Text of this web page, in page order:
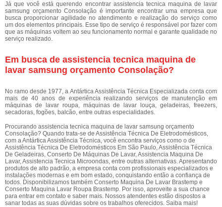
Já que você está querendo encontrar assistencia tecnica maquina de lavar
samsung orçamento Consolação é importante encontrar uma empresa que
busca proporcionar agilidade no atendimento e realização do serviço como
um dos elementos principais. Esse tipo de serviço é responsável por fazer com
que as máquinas voltem ao seu funcionamento normal e garante qualidade no
serviço realizado.
Em busca de assistencia tecnica maquina de
lavar samsung orçamento Consolação?
No ramo desde 1977, a Antártica Assistência Técnica Especializada conta com
mais de 40 anos de experiência realizando serviços de manutenção em
máquinas de lavar roupa, máquinas de lavar louça, geladeiras, freezers,
secadoras, fogões, balcão, entre outras especialidades.
Procurando assistencia tecnica maquina de lavar samsung orçamento
Consolação? Quando trata-se de Assistência Técnica De Eletrodomésticos,
com a Antártica Assistência Técnica, você encontra serviços como o de
Assistência Técnica De Eletrodomésticos Em São Paulo, Assistência Técnica
De Geladeiras, Conserto De Máquinas De Lavar, Assistencia Maquina De
Lavar, Assistencia Tecnica Microondas, entre outras alternativas. Apresentando
produtos de alto padrão, a empresa conta com profissionais especializados e
instalações modernas e em bom estado, conquistando então a confiança de
todos. Disponibilizamos também Conserto Maquina De Lavar Brastemp e
Conserto Maquina Lavar Roupa Brastemp. Por isso, aproveite a sua chance
para entrar em contato e saber mais. Nossos atendentes estão dispostos a
sanar todas as suas dúvidas sobre os trabalhos oferecidos. Saiba mais!